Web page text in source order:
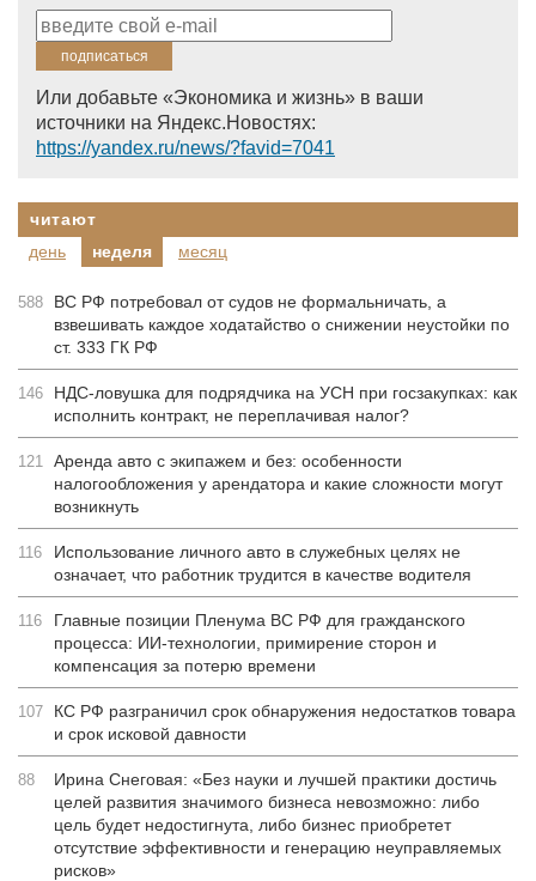
Или добавьте «Экономика и жизнь» в ваши
источники на Яндекс.Новостях:
https://yandex.ru/news/?favid=7041
читают
день
неделя месяц
588
ВС РФ потребовал от судов не формальничать, а
взвешивать каждое ходатайство о снижении неустойки по
ст. 333 ГК РФ
146
НДС-ловушка для подрядчика на УСН при госзакупках: как
исполнить контракт, не переплачивая налог?
121 Аренда авто с экипажем и без: особенности
налогообложения у арендатора и какие сложности могут
возникнуть
116
Использование личного авто в служебных целях не
означает, что работник трудится в качестве водителя
116
Главные позиции Пленума ВС РФ для гражданского
процесса: ИИ-технологии, примирение сторон и
компенсация за потерю времени
107
КС РФ разграничил срок обнаружения недостатков товара
и срок исковой давности
88
Ирина Снеговая: «Без науки и лучшей практики достичь
целей развития значимого бизнеса невозможно: либо
цель будет недостигнута, либо бизнес приобретет
отсутствие эффективности и генерацию неуправляемых
рисков»